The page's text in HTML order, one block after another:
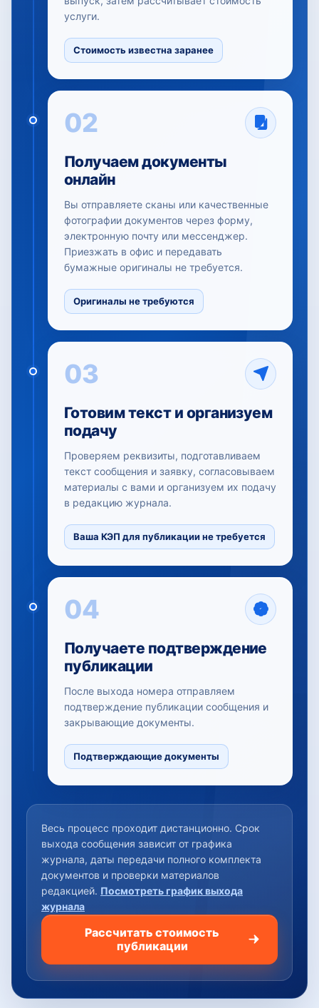
услуги.
Стоимость известна заранее
02
Получаем документы
онлайн
Вы отправляете сканы или качественные
фотографии документов через форму,
электронную почту или мессенджер.
Приезжать в офис и передавать
бумажные оригиналы не требуется.
Оригиналы не требуются
03
Готовим текст и организуем
подачу
Проверяем реквизиты, подготавливаем
текст сообщения и заявку, согласовываем
материалы с вами и организуем их подачу
в редакцию журнала.
Ваша КЭП для публикации не требуется
04
Получаете подтверждение
публикации
После выхода номера отправляем
подтверждение публикации сообщения и
закрывающие документы.
Подтверждающие документы
Весь процесс проходит дистанционно. Срок
выхода сообщения зависит от графика
журнала, даты передачи полного комплекта
документов и проверки материалов
редакцией. Посмотреть график выхода
журнала
Рассчитать стоимость
публикации